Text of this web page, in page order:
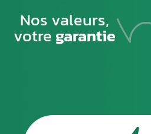
Nos valeurs,
votregarantie